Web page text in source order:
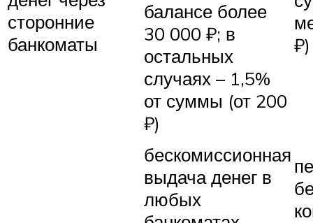
сторонние
банкоматы
балансе более
30 000 ₽; в
остальных
случаях – 1,5%
от суммы (от 200
₽)
₽)
бескомиссионная
выдача денег в
любых